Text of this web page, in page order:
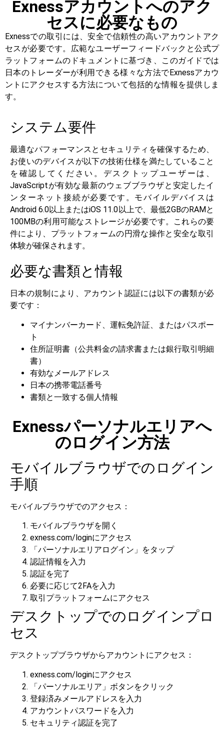
Exnessアカウントへのアク
セスに必要なもの
Exnessでの取引には、安全で信頼性の高いアカウントアク
セスが必要です。広範なユーザーフィードバックと公式プ
ラットフォームのドキュメントに基づき、このガイドでは
日本のトレーダーが利用できる様々な方法でExnessアカウ
ントにアクセスする方法について包括的な情報を提供しま
す。
システム要件
最適なパフォーマンスとセキュリティを確保するため、
お使いのデバイスが以下の技術仕様を満たしていること
を確認してください。デスクトップユーザーは、
JavaScriptが有効な最新のウェブブラウザと安定したイ
ンターネット接続が必要です。モバイルデバイスは
Android 6.0以上またはiOS 11.0以上で、最低2GBのRAMと
100MBの利用可能なストレージが必要です。これらの要
件により、プラットフォームの円滑な操作と安全な取引
体験が確保されます。
必要な書類と情報
日本の規制により、アカウント認証には以下の書類が必
要です：
マイナンバーカード、運転免許証、またはパスポー
ト
住所証明書（公共料金の請求書または銀行取引明細
書）
有効なメールアドレス
日本の携帯電話番号
書類と一致する個人情報
Exnessパーソナルエリアへ
のログイン方法
モバイルブラウザでのログイン
手順
モバイルブラウザでのアクセス：
モバイルブラウザを開く
exness.com/loginにアクセス
「パーソナルエリアログイン」をタップ
認証情報を入力
認証を完了
必要に応じて2FAを入力
取引プラットフォームにアクセス
デスクトップでのログインプロ
セス
デスクトップブラウザからアカウントにアクセス：
exness.com/loginにアクセス
「パーソナルエリア」ボタンをクリック
登録済みメールアドレスを入力
アカウントパスワードを入力
セキュリティ認証を完了